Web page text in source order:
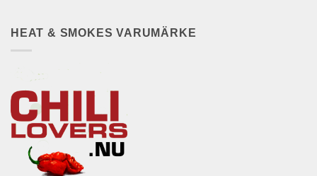
HEAT & SMOKES VARUMÄRKE